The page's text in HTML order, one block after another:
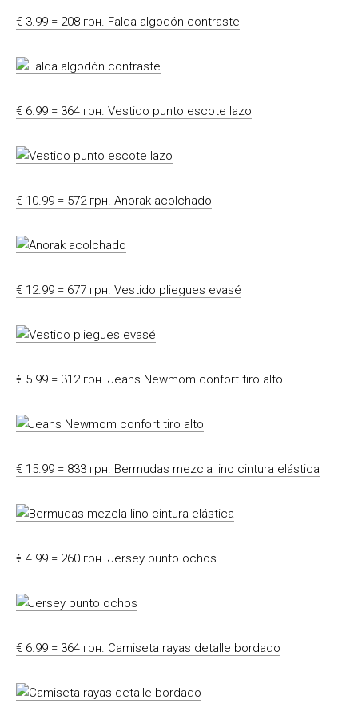
€ 3.99 = 208 грн. Falda algodón contraste
€ 6.99 = 364 грн. Vestido punto escote lazo
€ 10.99 = 572 грн. Anorak acolchado
€ 12.99 = 677 грн. Vestido pliegues evasé
€ 5.99 = 312 грн. Jeans Newmom confort tiro alto
€ 15.99 = 833 грн. Bermudas mezcla lino cintura elástica
€ 4.99 = 260 грн. Jersey punto ochos
€ 6.99 = 364 грн. Camiseta rayas detalle bordado